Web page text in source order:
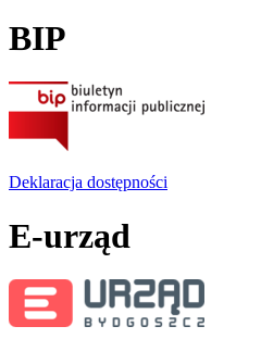
BIP
Deklaracja dostępności
E-urząd